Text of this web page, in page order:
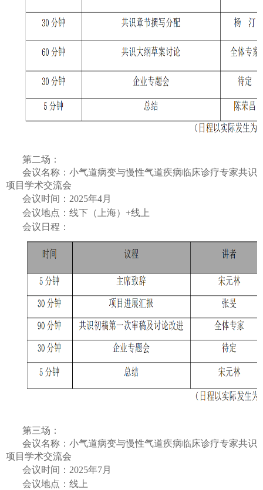
第二场：
会议名称：小气道病变与慢性气道疾病临床诊疗专家共识
项目学术交流会
会议时间：2025年4月
会议地点：线下（上海）+线上
会议日程：
第三场：
会议名称：小气道病变与慢性气道疾病临床诊疗专家共识
项目学术交流会
会议时间：2025年7月
会议地点：线上